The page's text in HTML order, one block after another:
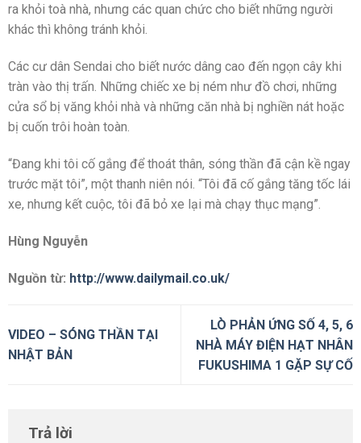
ra khỏi toà nhà, nhưng các quan chức cho biết những người
khác thì không tránh khỏi.
Các cư dân Sendai cho biết nước dâng cao đến ngọn cây khi
tràn vào thị trấn. Những chiếc xe bị ném như đồ chơi, những
cửa sổ bị văng khỏi nhà và những căn nhà bị nghiền nát hoặc
bị cuốn trôi hoàn toàn.
“Đang khi tôi cố gắng để thoát thân, sóng thần đã cận kề ngay
trước mặt tôi”, một thanh niên nói. “Tôi đã cố gắng tăng tốc lái
xe, nhưng kết cuộc, tôi đã bỏ xe lại mà chạy thục mạng”.
Hùng Nguyễn
Nguồn từ: http://www.dailymail.co.uk/
VIDEO – SÓNG THẦN TẠI
NHẬT BẢN
LÒ PHẢN ỨNG SỐ 4, 5, 6
NHÀ MÁY ĐIỆN HẠT NHÂN
FUKUSHIMA 1 GẶP SỰ CỐ
Trả lời